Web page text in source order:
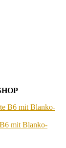
mit Blanko-